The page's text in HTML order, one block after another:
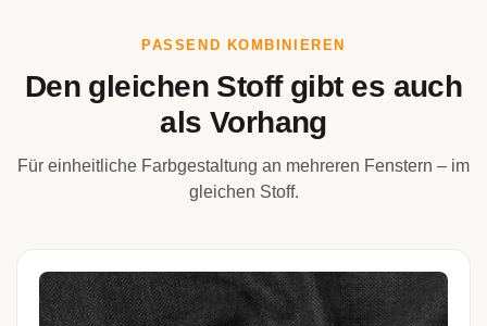
PASSEND KOMBINIEREN
Den gleichen Stoff gibt es auch
als Vorhang
Für einheitliche Farbgestaltung an mehreren Fenstern – im
gleichen Stoff.